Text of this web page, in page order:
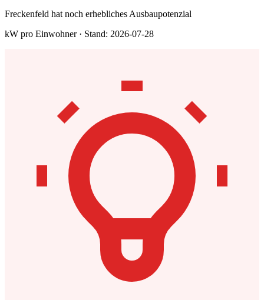
Freckenfeld hat noch erhebliches Ausbaupotenzial
kW pro Einwohner · Stand: 2026-07-28